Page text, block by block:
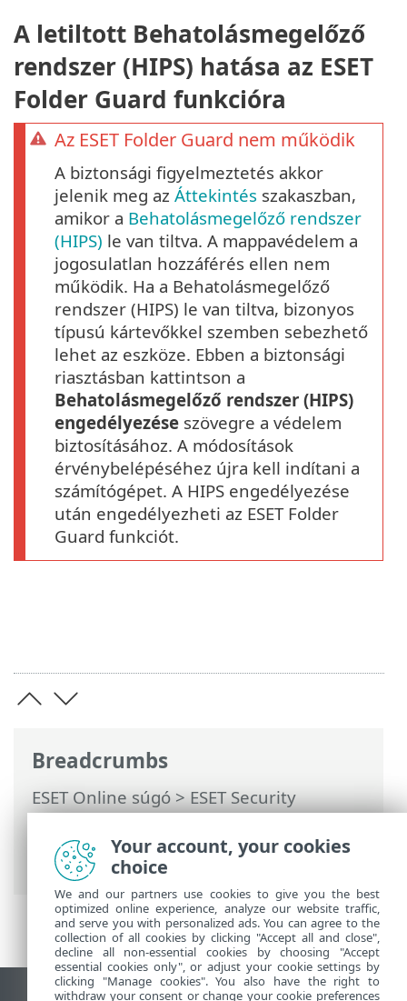
Breadcrumbs
ESET Online súgó>ESET Security
Ultimate>Az ESET Security Ultimate
használata>Beállítások>A számítógép
védelme
> ESET Folder Guard
A letiltott Behatolásmegelőző
rendszer (HIPS) hatása az ESET
Folder Guard funkcióra
Az ESET Folder Guard nem működik
A biztonsági figyelmeztetés akkor
jelenik meg az Áttekintés szakaszban,
amikor a Behatolásmegelőző rendszer
(HIPS) le van tiltva. A mappavédelem a
jogosulatlan hozzáférés ellen nem
működik. Ha a Behatolásmegelőző
rendszer (HIPS) le van tiltva, bizonyos
típusú kártevőkkel szemben sebezhető
lehet az eszköze. Ebben a biztonsági
riasztásban kattintson a
Behatolásmegelőző rendszer (HIPS)
engedélyezése szövegre a védelem
biztosításához. A módosítások
érvénybelépéséhez újra kell indítani a
számítógépet. A HIPS engedélyezése
után engedélyezheti az ESET Folder
Guard funkciót.
Your account, your cookies
choice
We and our partners use cookies to give you the best
optimized online experience, analyze our website traffic,
and serve you with personalized ads. You can agree to the
collection of all cookies by clicking "Accept all and close",
decline all non-essential cookies by choosing "Accept
essential cookies only", or adjust your cookie settings by
clicking "Manage cookies". You also have the right to
withdraw your consent or change your cookie preferences